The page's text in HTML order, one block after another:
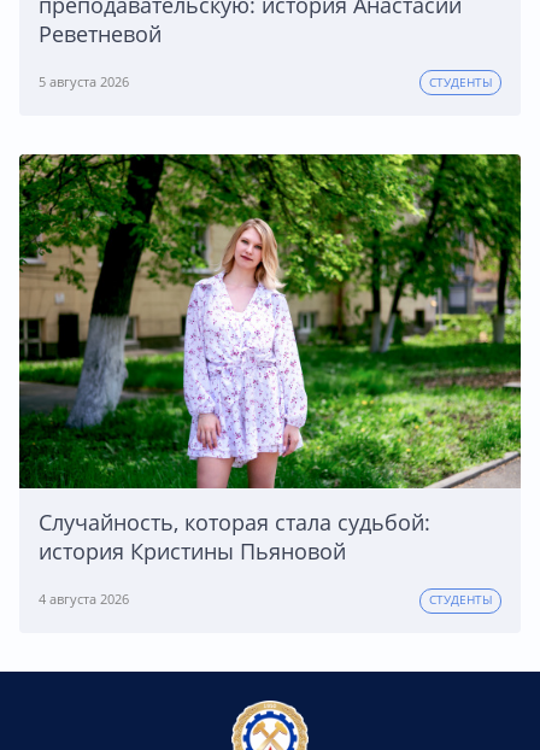
Реветневой
5 августа 2026 СТУДЕНТЫ
Случайность, которая стала судьбой:
история Кристины Пьяновой
4 августа 2026 СТУДЕНТЫ